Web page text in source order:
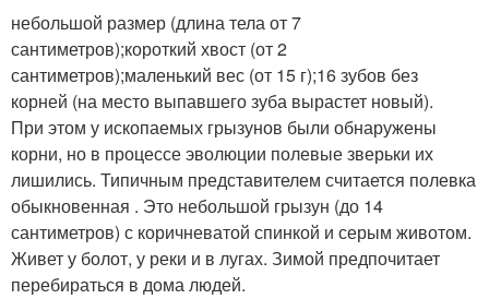
небольшой размер (длина тела от 7
сантиметров);короткий хвост (от 2
сантиметров);маленький вес (от 15 г);16 зубов без
корней (на место выпавшего зуба вырастет новый).
При этом у ископаемых грызунов были обнаружены
корни, но в процессе эволюции полевые зверьки их
лишились. Типичным представителем считается полевка
обыкновенная . Это небольшой грызун (до 14
сантиметров) с коричневатой спинкой и серым животом.
Живет у болот, у реки и в лугах. Зимой предпочитает
перебираться в дома людей.